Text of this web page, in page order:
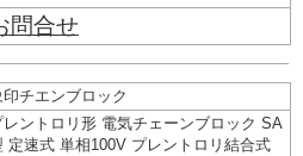
問合せ
印チエンブロック
レントロリ形 電気チェーンブロック SA
定速式 単相100V プレントロリ結合式